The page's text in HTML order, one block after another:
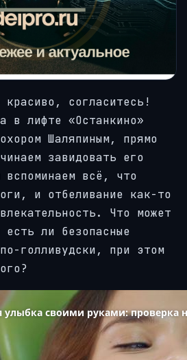
согласитесь!
в лифте «Останкино»
Шаляпиным, прямо
завидовать его
всё, что
и отбеливание как-то
Что может
ли безопасные
голливудски, при этом